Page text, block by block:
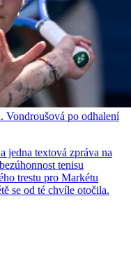
Vondroušová po odhalení
jedna textová zpráva na
tenisu
trestu pro Markétu
se od té chvíle otočila.